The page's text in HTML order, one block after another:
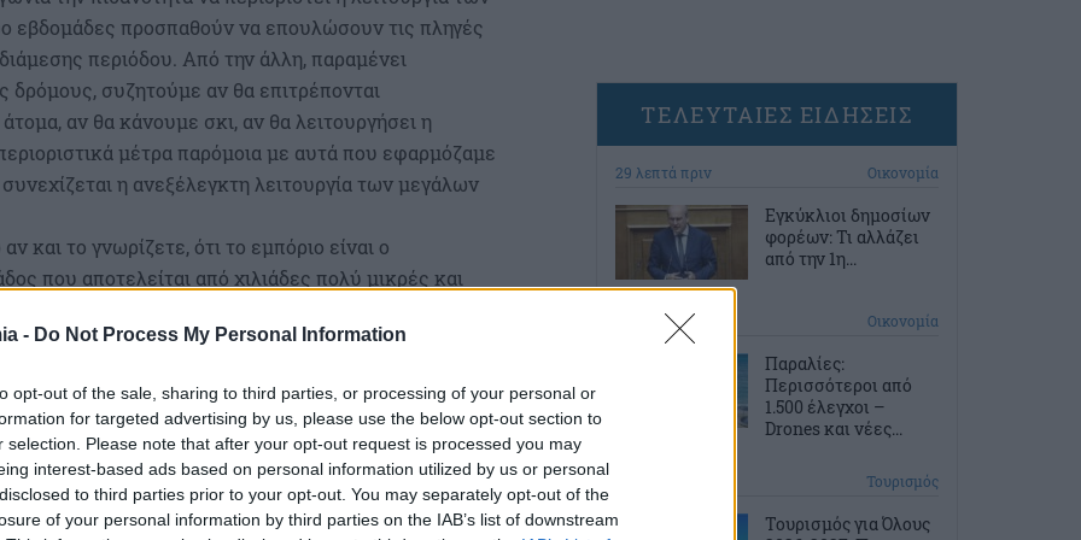
- Do Not Process My Personal Information
opt-out of the sale, sharing to third parties, or processing of your personal or
for targeted advertising by us, please use the below opt-out section to
selection. Please note that after your opt-out request is processed you may
interest-based ads based on personal information utilized by us or personal
to third parties prior to your opt-out. You may separately opt-out of the
of your personal information by third parties on the IAB’s list of downstream
εβδομάδες προσπαθούν να επουλώσουν τις πληγές
περιόδου. Από την άλλη, παραμένει
συζητούμε αν θα επιτρέπονται
αν θα κάνουμε σκι, αν θα λειτουργήσει η
μέτρα παρόμοια με αυτά που εφαρμόζαμε
η ανεξέλεγκτη λειτουργία των μεγάλων
και το γνωρίζετε, ότι το εμπόριο είναι ο
που αποτελείται από χιλιάδες πολύ μικρές και
οικογένειες και έχει επιδείξει απόλυτη
του εν μέσω της υγειονομικής κρίσης.
έχετε σημειώσει ότι το λιανεμπόριο είναι ο
ειδικούς επιστήμονες και μη, να
λειτουργίας των καταστημάτων μας, οδηγώντας
Οι υγειονομικοί, τη γνώμη των οποίων σεβόμαστε
οι έμποροι προτείνουν τις βέλτιστες λύσεις για
ΤΕΛΕΥΤΑΙΕΣ ΕΙΔΗΣΕΙΣ
29 λεπτά πριν Οικονομία
Εγκύκλιοι δημοσίων
φορέων: Τι αλλάζει
από την 1η...
60 λεπτά πριν Οικονομία
Παραλίες:
Περισσότεροι από
1.500 έλεγχοι –
Drones και νέες...
Τουρισμός
Τουρισμός για Όλους